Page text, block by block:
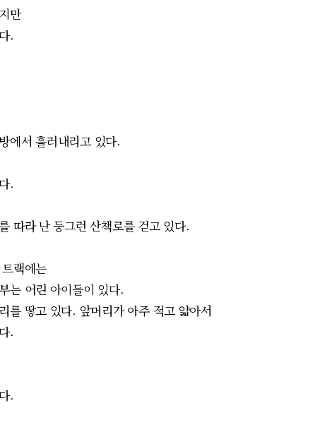
만
.
에서 흘러내리고 있다.
.
따라 난 둥그런 산책로를 걷고 있다.
랙에는
는 어린 아이들이 있다.
를 땋고 있다. 앞머리가 아주 적고 얇아서
.
.